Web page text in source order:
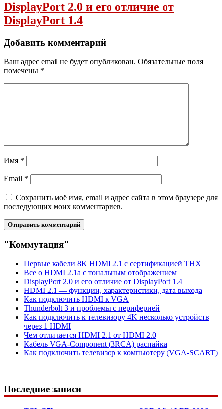
DisplayPort 2.0 и его отличие от
DisplayPort 1.4
Добавить комментарий
Ваш адрес email не будет опубликован. Обязательные поля
помечены *
Имя *
Email *
Сохранить моё имя, email и адрес сайта в этом браузере для
последующих моих комментариев.
"Коммутация"
Первые кабели 8K HDMI 2.1 с сертификацией THX
Все о HDMI 2.1a с тональным отображением
DisplayPort 2.0 и его отличие от DisplayPort 1.4
HDMI 2.1 — функции, характеристики, дата выхода
Как подключить HDMI к VGA
Thunderbolt 3 и проблемы с периферией
Как подключить к телевизору 4K несколько устройств
через 1 HDMI
Чем отличается HDMI 2.1 от HDMI 2.0
Кабель VGA-Component (3RCA) распайка
Как подключить телевизор к компьютеру (VGA-SCART)
Последние записи